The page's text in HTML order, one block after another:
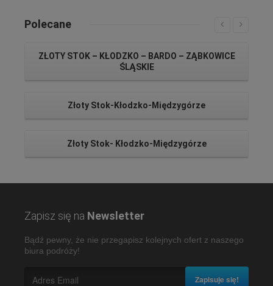
Polecane
ZŁOTY STOK – KŁODZKO – BARDO – ZĄBKOWICE
ŚLĄSKIE
Złoty Stok-Kłodzko-Międzygórze
Złoty Stok- Kłodzko-Międzygórze
Zapisz się na Newsletter
Bądź pewny, że nie przegapisz kolejnych ofert z naszego
biura podróży!
Zapisuje się!